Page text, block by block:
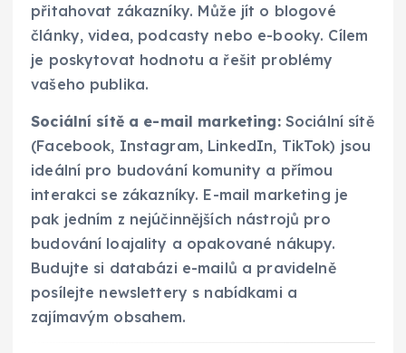
přitahovat zákazníky. Může jít o blogové
články, videa, podcasty nebo e-booky. Cílem
je poskytovat hodnotu a řešit problémy
vašeho publika.
Sociální sítě a e-mail marketing:Sociální sítě
(Facebook, Instagram, LinkedIn, TikTok) jsou
ideální pro budování komunity a přímou
interakci se zákazníky. E-mail marketing je
pak jedním z nejúčinnějších nástrojů pro
budování loajality a opakované nákupy.
Budujte si databázi e-mailů a pravidelně
posílejte newslettery s nabídkami a
zajímavým obsahem.